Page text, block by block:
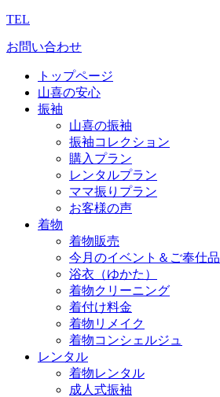
TEL
お問い合わせ
トップページ
山喜の安心
振袖
山喜の振袖
振袖コレクション
購入プラン
レンタルプラン
ママ振りプラン
お客様の声
着物
着物販売
今月のイベント＆ご奉仕品
浴衣（ゆかた）
着物クリーニング
着付け料金
着物リメイク
着物コンシェルジュ
レンタル
着物レンタル
成人式振袖